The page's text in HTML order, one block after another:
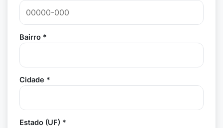
Bairro *
Cidade *
Estado (UF) *